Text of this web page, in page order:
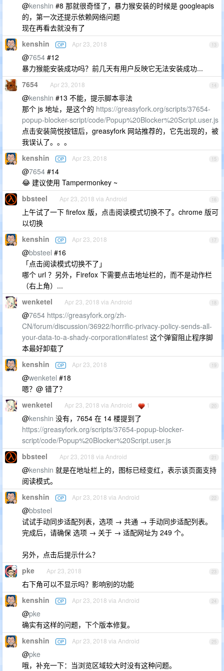
@kenshin #8 那就很奇怪了，暴力猴安装的时候是 googleapis
的，第一次还提示依赖网络问题
现在再看去就没有了
13
kenshin OP Apr 23, 2018
@7654 #12
暴力猴能安装成功吗？前几天有用户反映它无法安装成功...
14
7654 Apr 23, 2018
@kenshin #13 不能，提示脚本非法
那个 js 地址，是这个的 https://greasyfork.org/scripts/37654-
popup-blocker-script/code/Popup%20Blocker%20Script.user.js
点击安装简悦按钮后，greasyfork 网站推荐的，它先出现的，被
我误认了。。。
15
kenshin OP Apr 23, 2018
@7654 #14
😂 建议使用 Tampermonkey ~
16
bbsteel Apr 23, 2018 via Android
上午试了一下 firefox 版，点击阅读模式切换不了。chrome 版可
以切换
17
kenshin OP Apr 23, 2018
@bbsteel #16
「点击阅读模式切换不了」
哪个 url ？另外，Firefox 下需要点击地址栏的，而不是动作栏
（右上角）...
18
wenketel Apr 23, 2018 via Android
@7654 https://greasyfork.org/zh-
CN/forum/discussion/36922/horrific-privacy-policy-sends-all-
your-data-to-a-shady-corporation#latest 这个弹窗阻止程序脚
本最好卸载了
19
kenshin OP Apr 23, 2018
@wenketel #18
嗯？@ 错了？
20
wenketel Apr 23, 2018 via Android 1
@kenshin 没有，7654 在 14 楼提到了
https://greasyfork.org/scripts/37654-popup-blocker-
script/code/Popup%20Blocker%20Script.user.js
21
bbsteel Apr 23, 2018 via Android
@kenshin 就是在地址栏上的，图标已经变红，表示该页面支持
阅读模式。
22
kenshin OP Apr 23, 2018 via Android
@bbsteel
试试手动同步适配列表，选项 → 共通 → 手动同步适配列表。
完成后，请确保 选项 → 关于 → 适配网址为 249 个。
另外，点击后提示什么？
23
pke Apr 23, 2018
右下角可以不显示吗？影响别的功能
24
kenshin OP Apr 23, 2018 via Android
@pke
确实有这样的问题，下个版本修复。
25
kenshin OP Apr 23, 2018 via Android
@pke
哦，补充一下：当浏览区域较大时没有这种问题。